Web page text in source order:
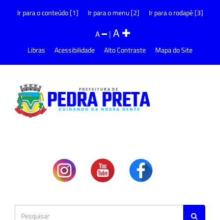
Ir para o conteúdo [1] Ir para o menu [2] Ir para o rodapé [3]
A |A
Libras Acessibilidade Alto Contraste Mapa do Site